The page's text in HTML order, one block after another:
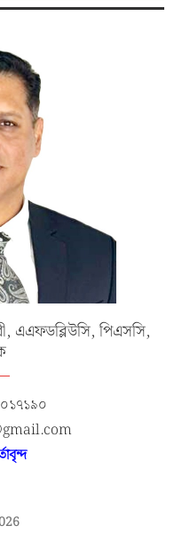
এএফডব্লিউসি, পিএসসি,